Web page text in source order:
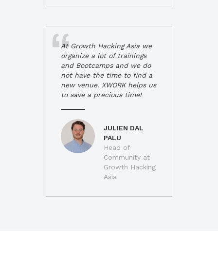
At Growth Hacking Asia we
organize a lot of trainings
and Bootcamps and we do
not have the time to find a
new venue. XWORK helps us
to save a precious time!
JULIEN DAL
PALU
Head of
Community at
Growth Hacking
Asia